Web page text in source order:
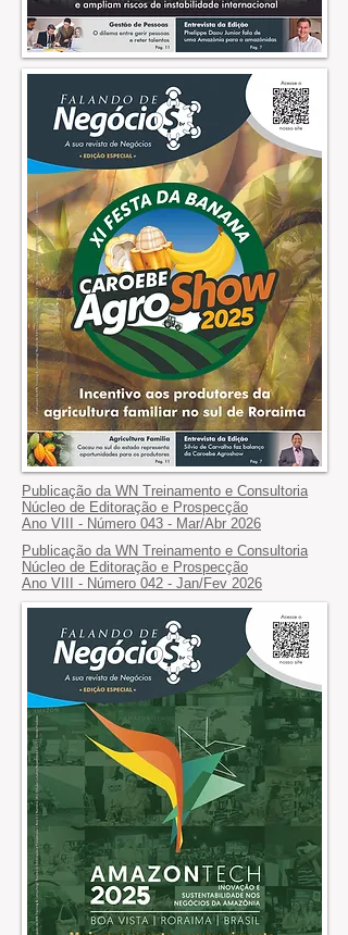
Publicação da WN Treinamento e Consultoria
Núcleo de Editoração e Prospecção
Ano VIII - Número 043 - Mar/Abr 2026
Publicação da WN Treinamento e Consultoria
Núcleo de Editoração e Prospecção
Ano VIII - Número 042 - Jan/Fev 2026